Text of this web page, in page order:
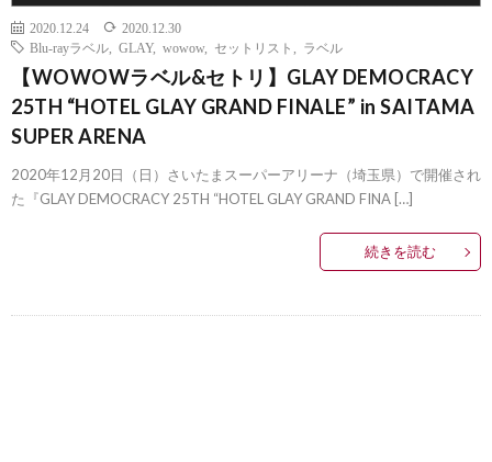
2020.12.24
2020.12.30
Blu-rayラベル
GLAY, wowow, セットリスト ラベル
【WOWOWラベル&セトリ】GLAY DEMOCRACY
25TH “HOTEL GLAY GRAND FINALE” in SAITAMA
SUPER ARENA
2020年12月20日（日）さいたまスーパーアリーナ（埼玉県）で開催され
た『GLAY DEMOCRACY 25TH “HOTEL GLAY GRAND FINA […]
続きを読む